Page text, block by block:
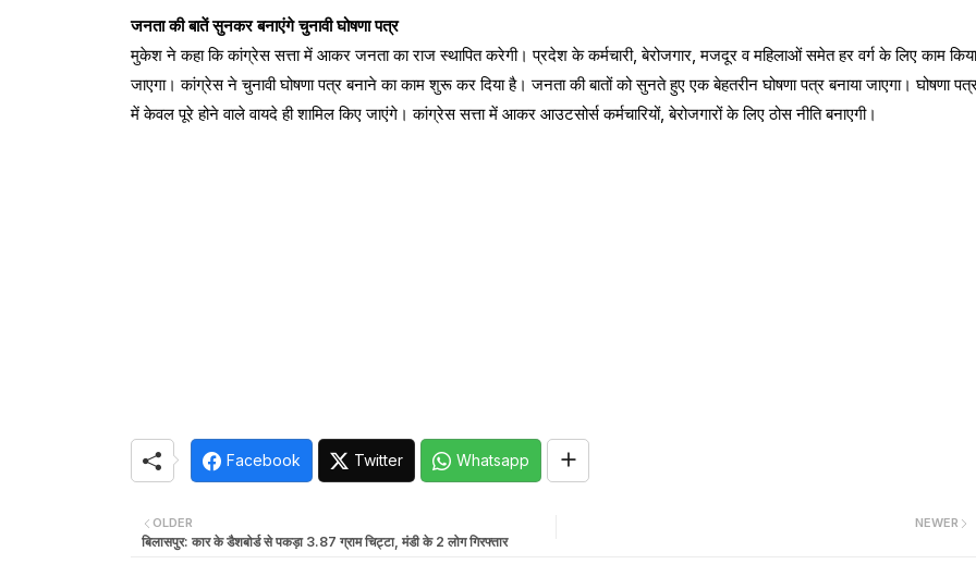
जनता की बातें सुनकर बनाएंगे चुनावी घोषणा पत्र
मुकेश ने कहा कि कांग्रेस सत्ता में आकर जनता का राज स्थापित करेगी। प्रदेश के कर्मचारी, बेरोजगार, मजदूर व महिलाओं समेत हर वर्ग के लिए काम किया
जाएगा। कांग्रेस ने चुनावी घोषणा पत्र बनाने का काम शुरू कर दिया है। जनता की बातों को सुनते हुए एक बेहतरीन घोषणा पत्र बनाया जाएगा। घोषणा
में केवल पूरे होने वाले वायदे ही शामिल किए जाएंगे। कांग्रेस सत्ता में आकर आउटसोर्स कर्मचारियों, बेरोजगारों के लिए ठोस नीति बनाएगी।
Facebook Twitter Whatsapp
NEWER
OLDER
बिलासपुर: कार के डैशबोर्ड से पकड़ा 3.87 ग्राम चिट्टा, मंडी के 2 लोग गिरफ्तार